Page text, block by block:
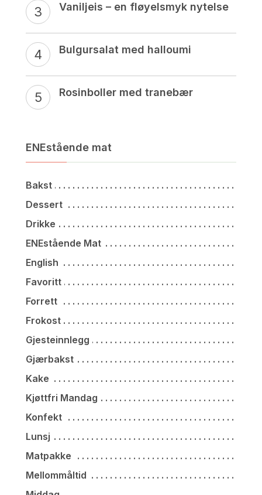
Vaniljeis – en fløyelsmyk nytelse
Bulgursalat med halloumi
Rosinboller med tranebær
ENEstående mat
Bakst
Dessert
Drikke
ENEstående Mat
English
Favoritt
Forrett
Frokost
Gjesteinnlegg
Gjærbakst
Kake
Kjøttfri Mandag
Konfekt
Lunsj
Matpakke
Mellommåltid